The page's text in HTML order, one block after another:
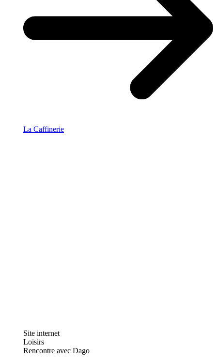
La Caffinerie
Site internet
Loisirs
Rencontre avec Dago